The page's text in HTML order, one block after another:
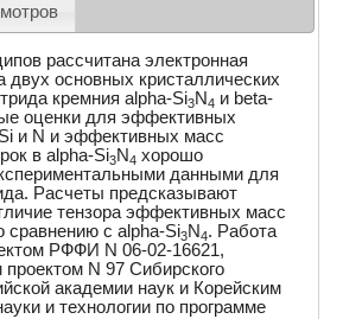
рассчитана электронная
двух основных кристаллических
кремния alpha-Si3N 4 и beta-
оценки для эффективных
и N и эффективных масс
в alpha-Si3N 4 хорошо
данными для
Расчеты предсказывают
тензора эффективных масс
сравнению с alpha-Si3N 4. Работа
РФФИ N 06-02-16621,
N 97 Сибирского
академии наук и Корейским
и технологии по программе